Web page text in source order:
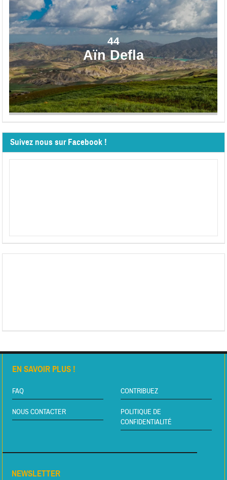
44
Aïn Defla
Suivez nous sur Facebook !
EN SAVOIR PLUS !
FAQ CONTRIBUEZ
NOUS CONTACTER
POLITIQUE DE
CONFIDENTIALITÉ
NEWSLETTER